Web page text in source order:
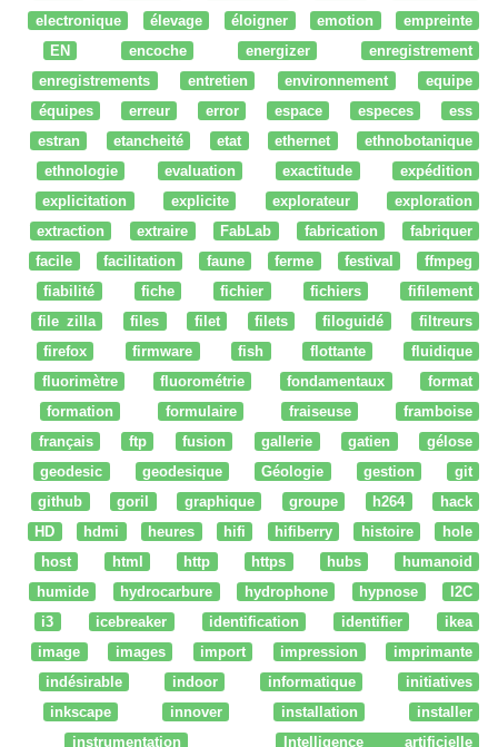
electronique
élevage éloigner emotion
empreinte
EN
encoche energizer
enregistrement
enregistrements
entretien environnement
equipe
équipes
erreur error espace especes
ess
estran
etancheité etat ethernet
ethnobotanique
ethnologie
evaluation exactitude
expédition
explicitation
explicite explorateur
exploration
extraction
extraire FabLab fabrication
fabriquer
facile
facilitation faune ferme festival
ffmpeg
fiabilité
fiche fichier fichiers
fifilement
file zilla
files filet filets filoguidé
filtreurs
firefox
firmware fish flottante
fluidique
fluorimètre
fluorométrie fondamentaux
format
formation
formulaire fraiseuse
framboise
français
ftp fusion gallerie gatien
gélose
geodesic
geodesique Géologie gestion
git
github
goril graphique groupe h264
hack
HD
hdmi heures hifi hifiberry histoire
hole
host
html http https hubs
humanoid
humide
hydrocarbure hydrophone hypnose
I2C
i3
icebreaker identification identifier
ikea
image
images import impression
imprimante
indésirable
indoor informatique
initiatives
inkscape
innover installation
installer
instrumentation
Intelligence artificielle